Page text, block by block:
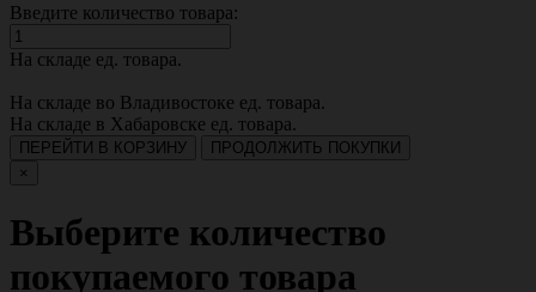
Введите количество товара:
На складе ед. товара.
На складе во Владивостоке ед. товара.
На складе в Хабаровске ед. товара.
ПЕРЕЙТИ В КОРЗИНУ
ПРОДОЛЖИТЬ ПОКУПКИ
×
Выберите количество
покупаемого товара